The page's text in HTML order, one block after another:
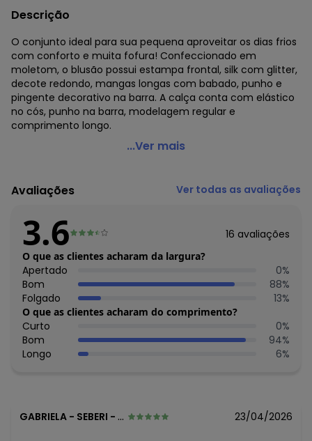
Descrição
O conjunto ideal para sua pequena aproveitar os dias frios
com conforto e muita fofura! Confeccionado em
moletom, o blusão possui estampa frontal, silk com glitter,
decote redondo, mangas longas com babado, punho e
pingente decorativo na barra. A calça conta com elástico
no cós, punho na barra, modelagem regular e
comprimento longo.
Fakini Kids - Conjunto Blusão e Calça Rosa
Modelagem: Ampla
Comprimento da Manga: Longa
Cintura: Baixa
Decote Frente : Redondo
Decote Costas: Redondo
Fornecedor: FAKINI MALHAS LTDA / CNPJ 50.821.880/0018-8
Feito: Brasil
Cuidados para conservação do produto: LAVAGEM A MÃO
ATÉ 40ºC - NÃO ALVEJAR ¿ NÃO SECAR EM TAMBOR ¿
SECAGEM EM VARAL A SOMBRA ¿ PASSAR ATÉ 110°C SEM
VAPOR - NÃO LIMPAR A SECO.
Observação: Silk com glitter
...Ver mais
Avaliações Ver todas as avaliações
3.6 16 avaliações
O que as clientes acharam da largura?
Apertado 0%
Bom
88%
Folgado
13%
O que as clientes acharam do comprimento?
Curto 0%
Bom
94%
Longo
6%
GABRIELA - SEBERI - RS 23/04/2026